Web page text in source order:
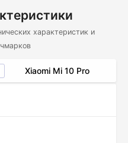
характеристик и
Xiaomi Mi 10 Pro